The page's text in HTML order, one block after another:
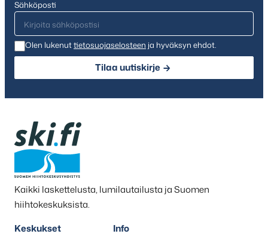
Sähköposti
Olen lukenuttietosuojaselosteen ja hyväksyn ehdot.
Tilaa uutiskirje
Kaikki laskettelusta, lumilautailusta ja Suomen
hiihtokeskuksista.
Keskukset
Info